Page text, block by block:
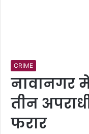
CRIME
नावानगर
तीन
फरार